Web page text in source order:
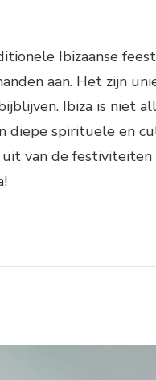
Ibizaanse
aan. Het zijn
Ibiza is niet
diepe spirituele en
van de